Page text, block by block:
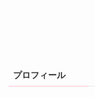
プロフィール